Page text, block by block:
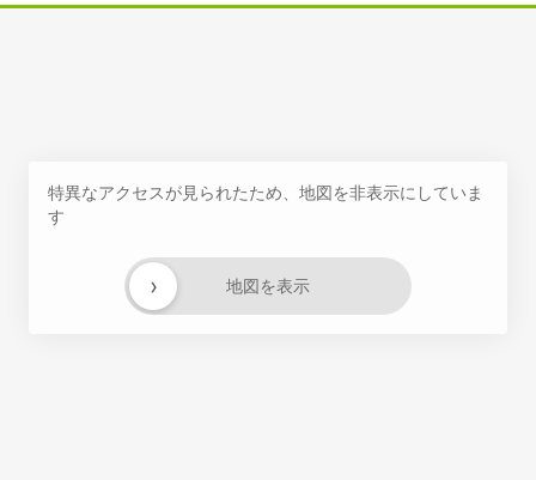
特異なアクセスが見られたため、地図を非表示にしていま
す
地図を表示
›